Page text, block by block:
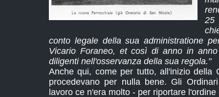
25
conto legale della sua administratione
Vicario Foraneo, et così di anno in
diligenti nell'osservanza della sua regola."
Anche qui, come per tutto, all'inizio della
procedevano per nulla bene. Gli
lavoro ce n'era molto - per riportare